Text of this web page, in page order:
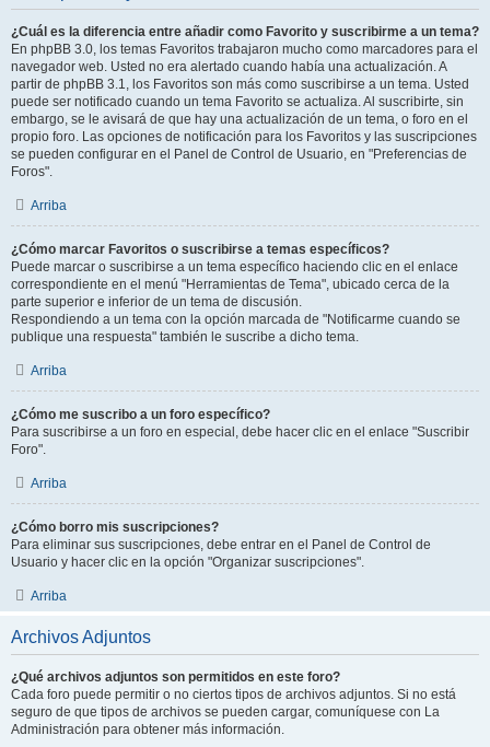
¿Cuál es la diferencia entre añadir como Favorito y suscribirme a un tema?
En phpBB 3.0, los temas Favoritos trabajaron mucho como marcadores para el
navegador web. Usted no era alertado cuando había una actualización. A
partir de phpBB 3.1, los Favoritos son más como suscribirse a un tema. Usted
puede ser notificado cuando un tema Favorito se actualiza. Al suscribirte, sin
embargo, se le avisará de que hay una actualización de un tema, o foro en el
propio foro. Las opciones de notificación para los Favoritos y las suscripciones
se pueden configurar en el Panel de Control de Usuario, en "Preferencias de
Foros".
Arriba
¿Cómo marcar Favoritos o suscribirse a temas específicos?
Puede marcar o suscribirse a un tema específico haciendo clic en el enlace
correspondiente en el menú "Herramientas de Tema", ubicado cerca de la
parte superior e inferior de un tema de discusión.
Respondiendo a un tema con la opción marcada de "Notificarme cuando se
publique una respuesta" también le suscribe a dicho tema.
Arriba
¿Cómo me suscribo a un foro específico?
Para suscribirse a un foro en especial, debe hacer clic en el enlace "Suscribir
Foro".
Arriba
¿Cómo borro mis suscripciones?
Para eliminar sus suscripciones, debe entrar en el Panel de Control de
Usuario y hacer clic en la opción "Organizar suscripciones".
Arriba
Archivos Adjuntos
¿Qué archivos adjuntos son permitidos en este foro?
Cada foro puede permitir o no ciertos tipos de archivos adjuntos. Si no está
seguro de que tipos de archivos se pueden cargar, comuníquese con La
Administración para obtener más información.